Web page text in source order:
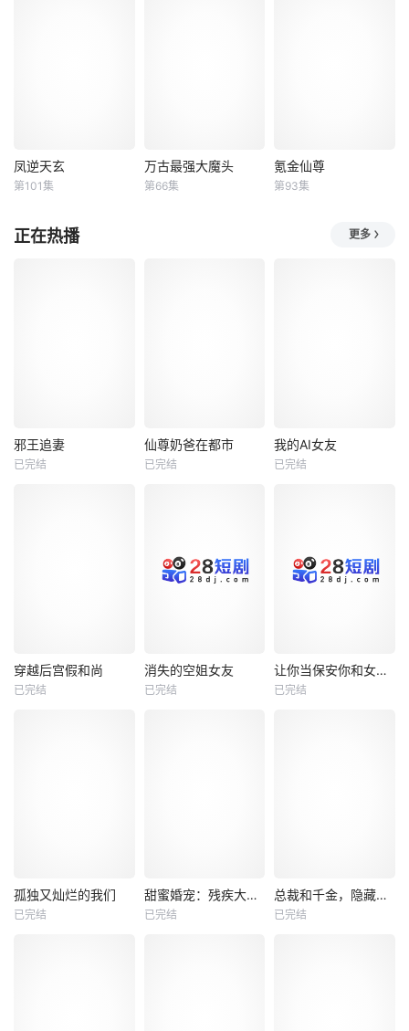
凤逆天玄
凤逆天玄
第101集
万古最强大魔头
万古最强大魔头
第66集
氪金仙尊
氪金仙尊
第93集
正在热播 更多
热播
邪王追妻
邪王追妻
已完结
热播
仙尊奶爸在都市
已完结
热播
我的AI女友
我的AI女友
已完结
热播
穿越后宫假和尚
已完结
热播
消失的空姐女友
已完结
热播 让你当保安你和女业主谈恋爱
已完结
热播
孤独又灿烂的我们
已完结
热播 甜蜜婚宠：残疾大佬夜夜撩
已完结
热播 总裁和千金，隐藏身份闪婚了
已完结